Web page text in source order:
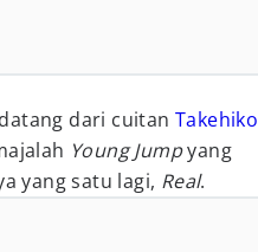
dari cuitanTakehiko
Young Jumpyang
yang satu lagi, Real.